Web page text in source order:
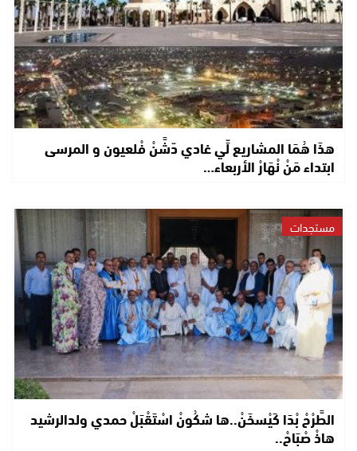
هذَا هُمَا المشاريع لِّي غادي دّشَّنْ فْلعيون و المرسى
ابتداء مَنْ نْهَارْ الأربعاء…
مستجدات
الطَّرْحْ بْدَا كَيْسخَنْ..ها شكُونْ اسْتَقْبَلْ حمدي ولدالرشيد
هاذْ صْبَاحْ..